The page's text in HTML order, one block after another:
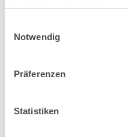
im Rahmen Ihrer Nutzung
Notwendig
Präferenzen
Statistiken